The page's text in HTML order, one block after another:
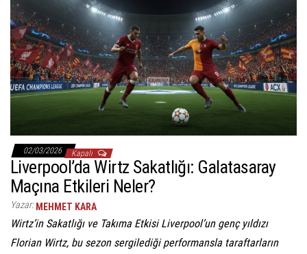
02/03/2026 Kapalı
Liverpool’da Wirtz Sakatlığı: Galatasaray
Maçına Etkileri Neler?
Yazar: MEHMET KARA
Wirtz’in Sakatlığı ve Takıma Etkisi Liverpool’un genç yıldızı
Florian Wirtz, bu sezon sergilediği performansla taraftarların